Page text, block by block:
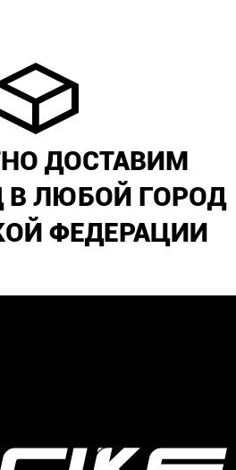
ДОСТАВИМ
В ЛЮБОЙ ГОРОД
ФЕДЕРАЦИИ